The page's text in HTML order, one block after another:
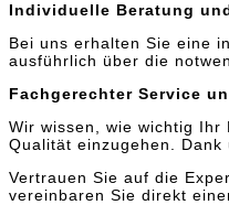
Individuelle Beratung
Bei uns erhalten Sie eine
ausführlich über die
Fachgerechter Service
Wir wissen, wie wichtig
Qualität einzugehen.
Vertrauen Sie auf die
vereinbaren Sie direkt